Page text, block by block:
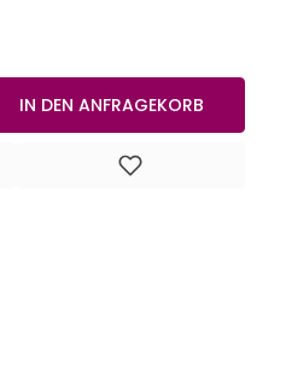
IN DEN ANFRAGEKORB